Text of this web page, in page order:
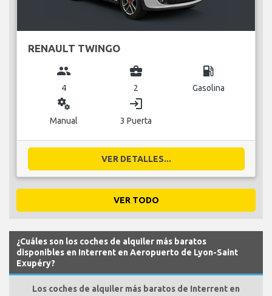
RENAULT TWINGO
group
4
business_center
2
local_gas_station
Gasolina
miscellaneous_services
Manual
login
3 Puerta
VER DETALLES...
VER TODO
¿Cuáles son los coches de alquiler más baratos
disponibles en Interrent en Aeropuerto de Lyon-Saint
Exupéry?
Los coches de alquiler más baratos de Interrent en